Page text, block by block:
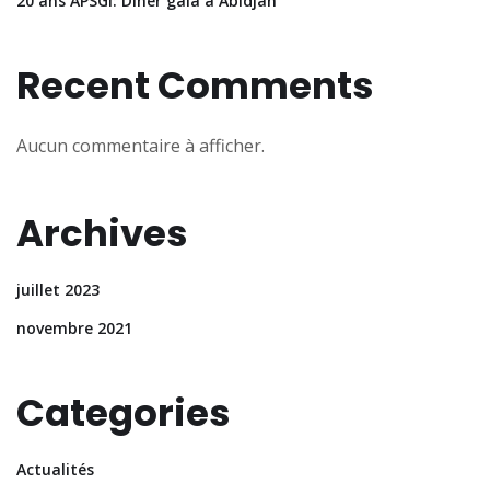
Recent Comments
Aucun commentaire à afficher.
Archives
juillet 2023
novembre 2021
Categories
Actualités